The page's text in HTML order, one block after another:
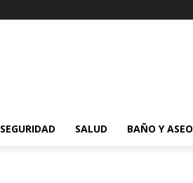
SEGURIDAD SALUD BAÑO Y ASEO